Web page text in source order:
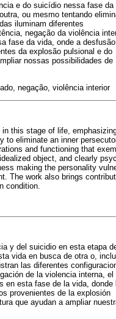
e do suicídio nessa fase da
ou mesmo tentando
iluminam diferentes
negação da violência
fase da vida, onde a desfusão
da explosão pulsional e do
nossas possibilidades de
negação, violência interior
this stage of life,
to eliminate an inner
and functioning that
object, and clearly
making the personality
The work also brings
condition.
y del suicidio en esta etapa
vida en busca de otra o,
las diferentes
de la violencia interna, el
en esta fase de la vida, donde
provenientes de la explosión
que ayudan a ampliar